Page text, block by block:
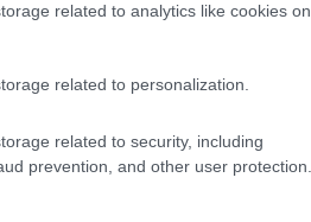
related to analytics like cookies on
related to personalization.
related to security, including
prevention, and other user protection.